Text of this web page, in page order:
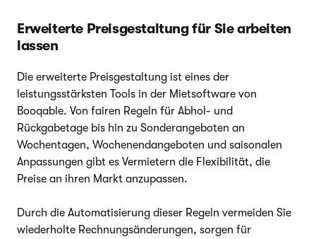
Erweiterte Preisgestaltung für Sie arbeiten
lassen
Die erweiterte Preisgestaltung ist eines der
leistungsstärksten Tools in der Mietsoftware von
Booqable. Von fairen Regeln für Abhol- und
Rückgabetage bis hin zu Sonderangeboten an
Wochentagen, Wochenendangeboten und saisonalen
Anpassungen gibt es Vermietern die Flexibilität, die
Preise an ihren Markt anzupassen.
Durch die Automatisierung dieser Regeln vermeiden Sie
wiederholte Rechnungsänderungen, sorgen für